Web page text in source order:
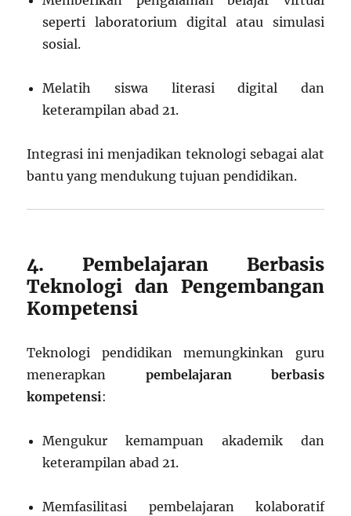
seperti laboratorium digital atau simulasi
sosial.
Melatih siswa literasi digital dan
keterampilan abad 21.
Integrasi ini menjadikan teknologi sebagai alat
bantu yang mendukung tujuan pendidikan.
4. Pembelajaran Berbasis
Teknologi dan Pengembangan
Kompetensi
Teknologi pendidikan memungkinkan guru
menerapkan pembelajaran berbasis
kompetensi:
Mengukur kemampuan akademik dan
keterampilan abad 21.
Memfasilitasi pembelajaran kolaboratif